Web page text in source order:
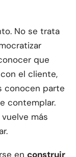
No se trata
que
el cliente,
conocen parte
contemplar.
más
en construir